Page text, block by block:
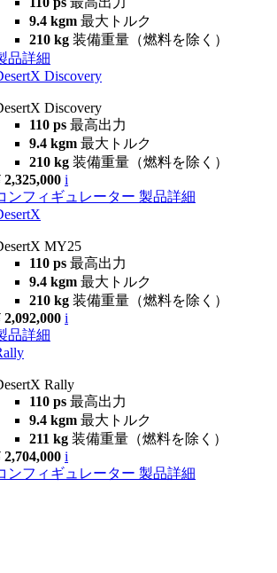
9.4 kgm 最大トルク
210 kg 装備重量（燃料を除く）
品詳細
Discovery
Discovery
110 ps 最高出力
9.4 kgm 最大トルク
210 kg 装備重量（燃料を除く）
2,325,000 i
ンフィギュレーター 製品詳細
MY25
110 ps 最高出力
9.4 kgm 最大トルク
210 kg 装備重量（燃料を除く）
2,092,000 i
品詳細
Rally
110 ps 最高出力
9.4 kgm 最大トルク
211 kg 装備重量（燃料を除く）
2,704,000 i
ンフィギュレーター 製品詳細